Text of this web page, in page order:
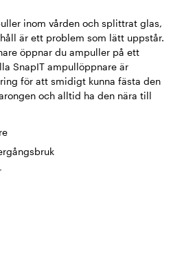
inom vården och splittrat glas,
är ett problem som lätt uppstår.
öppnar du ampuller på ett
SnapIT ampullöppnare är
för att smidigt kunna fästa den
och alltid ha den nära till